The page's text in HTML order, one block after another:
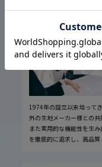
1974年の設立以来培って
外の生地メーカー様との共
また実用的な機能性を生
を徹底的に追求し、高品